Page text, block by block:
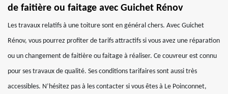
de faitière ou faitage avec Guichet Rénov
Les travaux relatifs à une toiture sont en général chers. Avec Guichet
Rénov, vous pourrez profiter de tarifs attractifs si vous avez une réparation
ou un changement de faitière ou faitage à réaliser. Ce couvreur est connu
pour ses travaux de qualité. Ses conditions tarifaires sont aussi très
accessibles. N’hésitez pas à les contacter si vous êtes à Le Poinconnet,